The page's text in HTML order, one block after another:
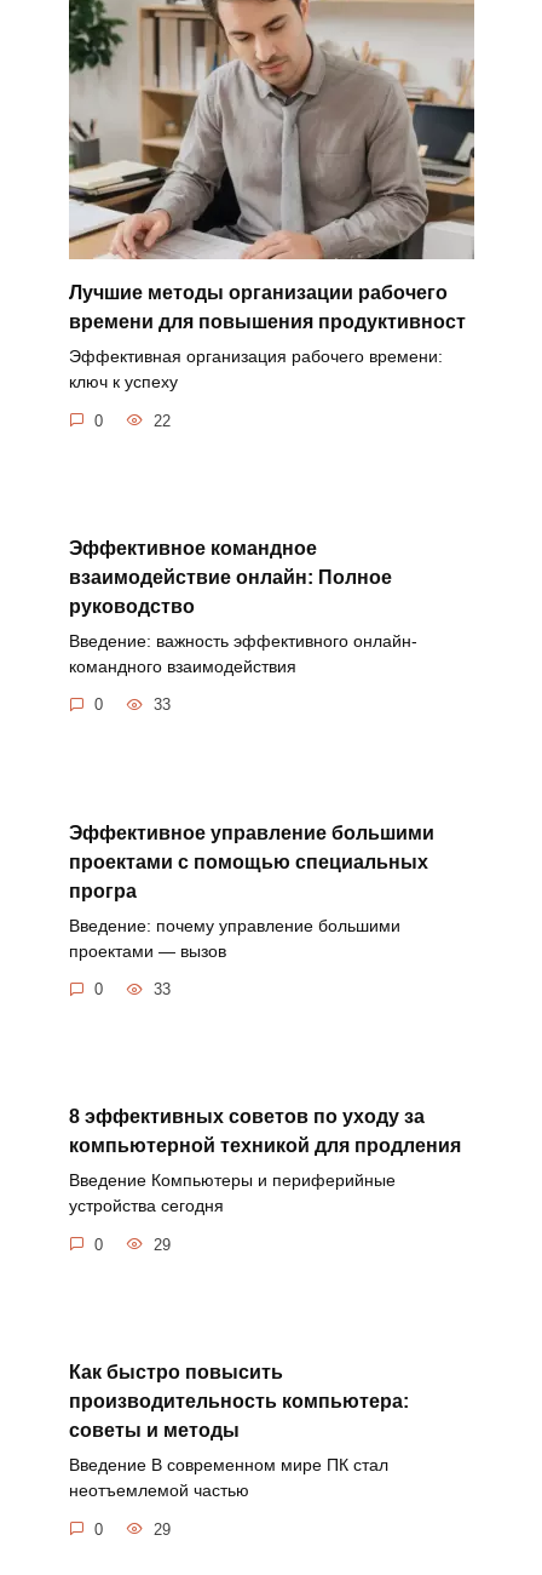
Лучшие методы организации рабочего
времени для повышения продуктивност
Эффективная организация рабочего времени:
ключ к успеху
0 22
Эффективное командное
взаимодействие онлайн: Полное
руководство
Введение: важность эффективного онлайн-
командного взаимодействия
0 33
Эффективное управление большими
проектами с помощью специальных
програ
Введение: почему управление большими
проектами — вызов
0 33
8 эффективных советов по уходу за
компьютерной техникой для продления
Введение Компьютеры и периферийные
устройства сегодня
0 29
Как быстро повысить
производительность компьютера:
советы и методы
Введение В современном мире ПК стал
неотъемлемой частью
0 29